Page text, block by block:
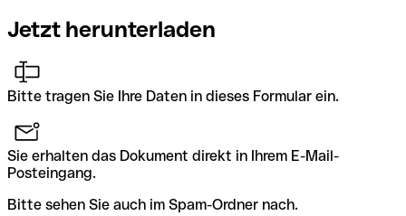
Jetzt herunterladen
Bitte tragen Sie Ihre Daten in dieses Formular ein.
Sie erhalten das Dokument direkt in Ihrem E-Mail-
Posteingang.
Bitte sehen Sie auch im Spam-Ordner nach.